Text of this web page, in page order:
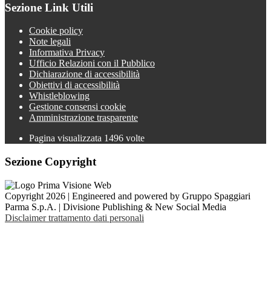
Sezione Link Utili
Cookie policy
Note legali
Informativa Privacy
Ufficio Relazioni con il Pubblico
Dichiarazione di accessibilità
Obiettivi di accessibilità
Whistleblowing
Gestione consensi cookie
Amministrazione trasparente
Pagina visualizzata 1496 volte
Sezione Copyright
Copyright 2026 | Engineered and powered by Gruppo Spaggiari
Parma S.p.A. | Divisione Publishing & New Social Media
Disclaimer trattamento dati personali